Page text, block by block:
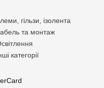
гільзи, ізолента
та монтаж
категорії